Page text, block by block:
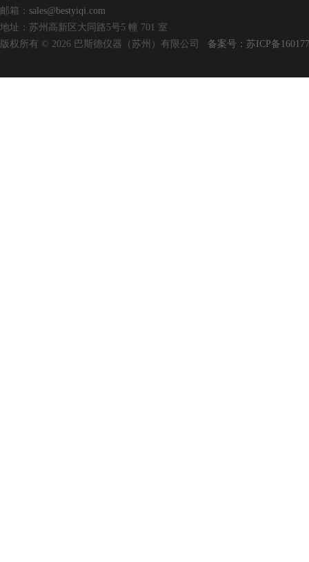
邮箱： sales@bestyiqi.com
地址：苏州高新区大同路5号5 幢 701 室
版权所有 © 2026 巴斯德仪器（苏州）有限公司 备案号：苏ICP备